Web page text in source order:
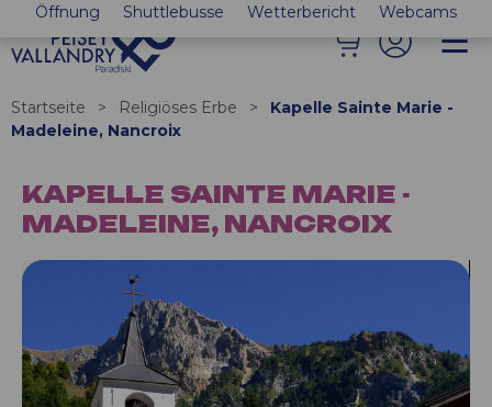
Öffnung Shuttlebusse Wetterbericht Webcams
Startseite > Religiöses Erbe >
Kapelle Sainte Marie -
Madeleine, Nancroix
KAPELLE SAINTE MARIE -
MADELEINE, NANCROIX